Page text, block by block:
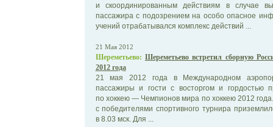
и скоординированным действиям в случае
пассажира с подозрением на особо опасное
учений отрабатывался комплекс действий ...
21 Мая 2012
Шереметьево: Шереметьево встретил сборную
2012 года
21 мая 2012 года в Международном
пассажиры и гости с восторгом и гордостью
по хоккею — Чемпионов мира по хоккею 2012
с победителями спортивного турнира
в 8.03 мск. Для ...